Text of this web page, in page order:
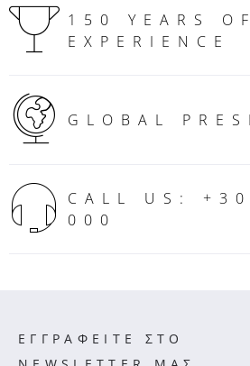
150 YEARS OF
EXPERIENCE
GLOBAL
CALL US:
000
ΕΓΓΡΑΦΕΙΤΕ ΣΤΟ